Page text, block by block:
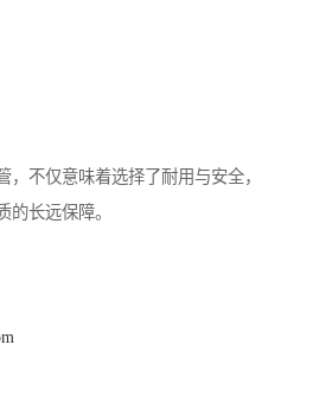
，不仅意味着选择了耐用与安全，
的长远保障。